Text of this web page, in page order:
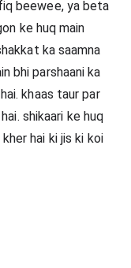
beewee, ya beta
ke huq main
ka saamna
bhi parshaani ka
khaas taur par
shikaari ke huq
hai ki jis ki koi